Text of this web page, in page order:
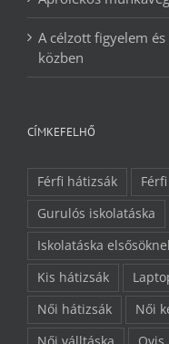
A célzott figyelem
közben
CÍMKEFELHŐ
Férfi hátizsák
Gurulós iskolatáska
Iskolatáska
Kis hátizsák
Női hátizsák
Női